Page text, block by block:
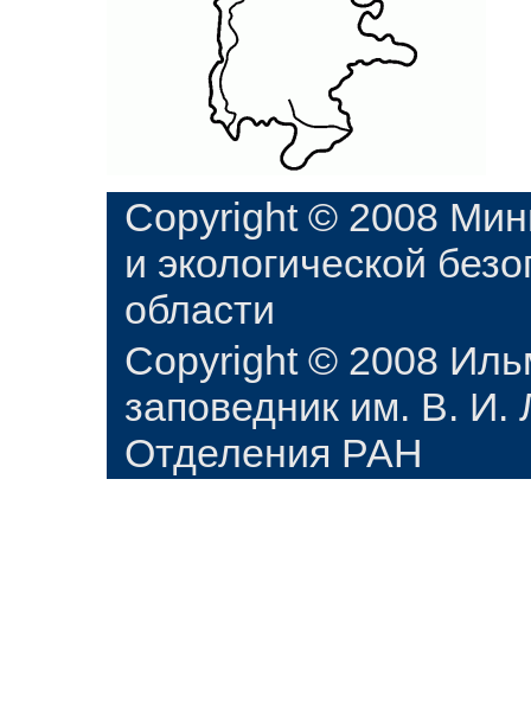
Copyright © 2008
и экологической
области
Copyright © 2008
заповедник им. В. И.
Отделения РАН